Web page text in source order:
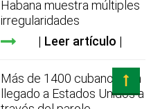
Habana muestra múltiples
irregularidades
Leer artículo
Más de 1400 cubanos han
llegado a Estados Unidos a